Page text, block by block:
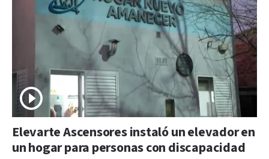
Elevarte Ascensores instaló un elevador en
un hogar para personas con discapacidad